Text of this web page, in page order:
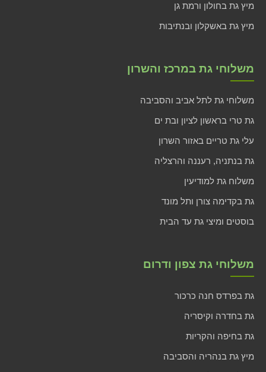
מיץ גת בחולון ורמת גן
מיץ גת באשקלון ובנתיבות
משלוחי גת במרכז והשרון
משלוחי גת לתל אביב והסביבה
גת טרי בראשון לציון ובת ים
עלי גת טריים באזור השרון
גת בנתניה, רעננה והרצליה
משלוח גת למודיעין
גת בקדימה צורן ותל מונד
בוסטים ומיצי גת עד הבית
משלוחי גת צפון ודרום
גת בפרדס חנה כרכור
גת בחדרה וקיסריה
גת בחיפה והקריות
מיץ גת בנהריה והסביבה